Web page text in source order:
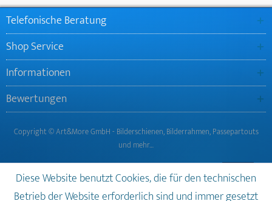
Telefonische Beratung
Shop Service
Informationen
Bewertungen
Copyright © Art&More GmbH - Bilderschienen, Bilderrahmen, Passepartouts
und mehr…
Diese Website benutzt Cookies, die für den technischen
Betrieb der Website erforderlich sind und immer gesetzt